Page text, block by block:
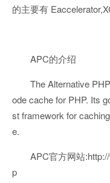
的主要有
APC的介绍
The Alternative
ode cache for PHP. Its
st framework for
e.
APC官方网站
p